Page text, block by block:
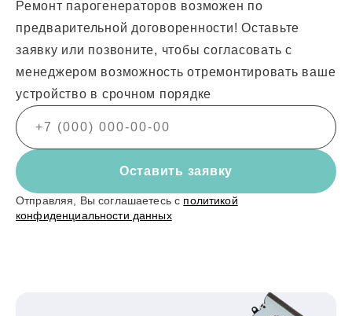
Ремонт парогенераторов возможен по
предварительной договоренности! Оставьте
заявку или позвоните, чтобы согласовать с
менеджером возможность отремонтировать ваше
устройство в срочном порядке
Оставить заявку
Отправляя, Вы соглашаетесь с политикой
конфиденциальности данных